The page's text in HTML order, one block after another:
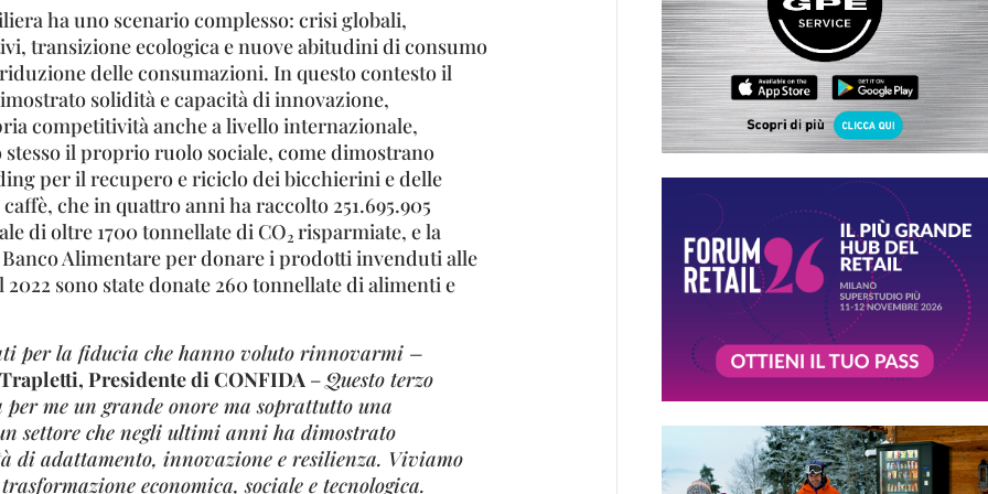
ha uno scenario complesso: crisi globali,
transizione ecologica e nuove abitudini di consumo
delle consumazioni. In questo contesto il
solidità e capacità di innovazione,
competitività anche a livello internazionale,
il proprio ruolo sociale, come dimostrano
per il recupero e riciclo dei bicchierini e delle
che in quattro anni ha raccolto 251.695.905
di oltre 1700 tonnellate di CO2 risparmiate, e la
Alimentare per donare i prodotti invenduti alle
sono state donate 260 tonnellate di alimenti e
per la fiducia che hanno voluto rinnovarmi –
Presidente di CONFIDA–Questo terzo
me un grande onore ma soprattutto una
settore che negli ultimi anni ha dimostrato
di adattamento, innovazione e resilienza. Viviamo
economica, sociale e tecnologica.